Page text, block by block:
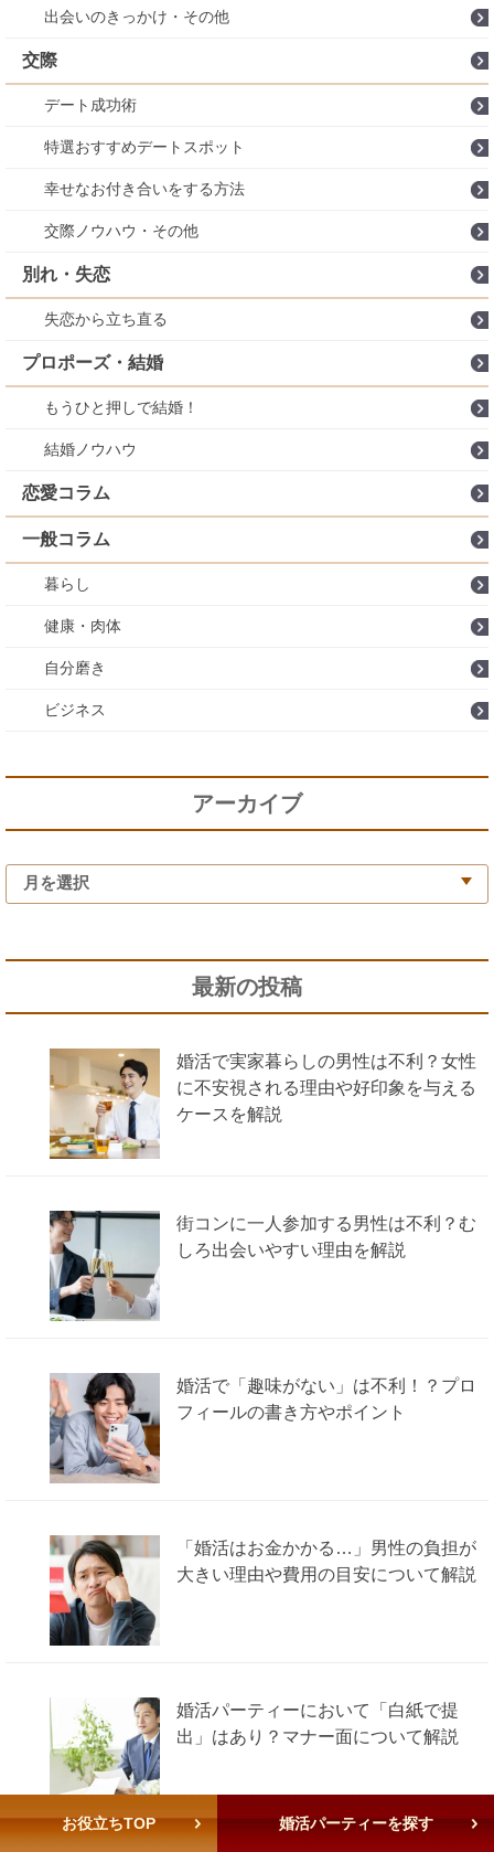
出会いのきっかけ・その他
交際
デート成功術
特選おすすめデートスポット
幸せなお付き合いをする方法
交際ノウハウ・その他
別れ・失恋
失恋から立ち直る
プロポーズ・結婚
もうひと押しで結婚！
結婚ノウハウ
恋愛コラム
一般コラム
暮らし
健康・肉体
自分磨き
ビジネス
アーカイブ
最新の投稿
婚活で実家暮らしの男性は不利？女性
に不安視される理由や好印象を与える
ケースを解説
街コンに一人参加する男性は不利？む
しろ出会いやすい理由を解説
婚活で「趣味がない」は不利！？プロ
フィールの書き方やポイント
「婚活はお金かかる…」男性の負担が
大きい理由や費用の目安について解説
婚活パーティーにおいて「白紙で提
出」はあり？マナー面について解説
お役立ちTOP 婚活パーティーを探す